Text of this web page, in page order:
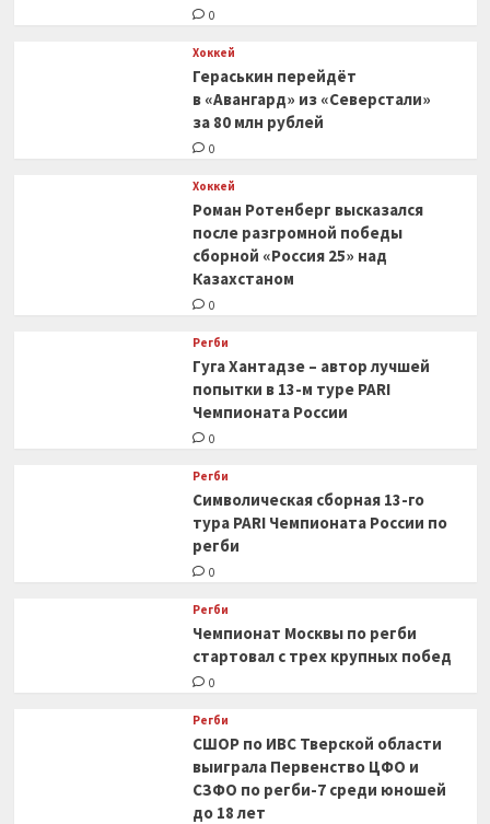
0
Хоккей
Гераськин перейдёт
в «Авангард» из «Северстали»
за 80 млн рублей
0
Хоккей
Роман Ротенберг высказался
после разгромной победы
сборной «Россия 25» над
Казахстаном
0
Регби
Гуга Хантадзе – автор лучшей
попытки в 13-м туре PARI
Чемпионата России
0
Регби
Символическая сборная 13-го
тура PARI Чемпионата России по
регби
0
Регби
Чемпионат Москвы по регби
стартовал с трех крупных побед
0
Регби
СШОР по ИВС Тверской области
выиграла Первенство ЦФО и
СЗФО по регби-7 среди юношей
до 18 лет